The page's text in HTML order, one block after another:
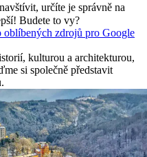
určíte je správně na
Budete to vy?
oblíbených zdrojů pro Google
kulturou a architekturou,
si společně představit